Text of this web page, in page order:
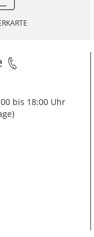
bis 18:00 Uhr